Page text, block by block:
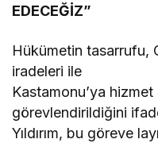
EDECEĞİZ”
Hükümetin tasarrufu,
iradeleri ile
Kastamonu’ya
görevlendirildiğini
Yıldırım, bu göreve